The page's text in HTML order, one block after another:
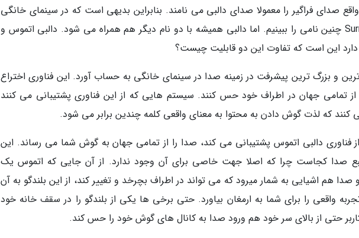
صدای فراگیر را معمولا صدای دالبی می نامند. بنابراین بدیهی است که در سینمای خانگی
مجهز به فناوری Surround Sound چنین نامی را ببینیم. اما دالبی همیشه با دو نام دیگر هم همراه می شود. دالبی اتموس و
این است که تفاوت این دو قابلیت چیست؟
و بزرگ ترین پیشرفت در زمینه صدا در سینمای خانگی به حساب آورد. این فناوری اختراع
از تمامی جهان در اطراف خود حس کنند. سیستم هایی که از این فناوری پشتیبانی می کنند
که لذت گوش دادن به محتوا به معنای واقعی کلمه چندین برابر می شود.
فناوری دالبی اتموس پشتیبانی می کند، صدا را از تمامی جهان به گوش شما می رساند. این
صدا کجاست چرا که اصلا جهت خاصی برای آن وجود ندارد. از آن جایی که اتموس یک
صدا هم اشیایی به شمار میرود که می تواند در اطراف بچرخد و تغییر کند، از این بلندگو به آن
واقعی را برای شما به ارمغان بیاورد. حتی برخی ها یکی از بلندگو را در سقف خانه خود
حتی از بالای سر خود هم ورود صدا به کانال های گوش خود را حس کند.